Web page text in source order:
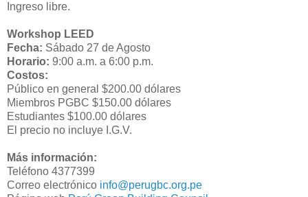
Ingreso libre.
Workshop LEED
Fecha: Sábado 27 de Agosto
Horario: 9:00 a.m. a 6:00 p.m.
Costos:
Público en general $200.00 dólares
Miembros PGBC $150.00 dólares
Estudiantes $100.00 dólares
El precio no incluye I.G.V.
Más información:
Teléfono 4377399
Correo electrónico info@perugbc.org.pe